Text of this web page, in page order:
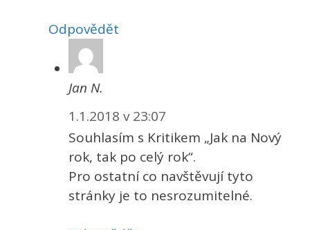
Odpovědět
Jan N.
1.1.2018 v 23:07
Souhlasím s Kritikem „Jak na Nový
rok, tak po celý rok“.
Pro ostatní co navštěvují tyto
stránky je to nesrozumitelné.